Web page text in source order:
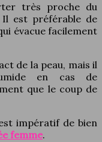
très proche du
est préférable de
évacue facilement
de la peau, mais il
en cas de
que le coup de
impératif de bien
femme.